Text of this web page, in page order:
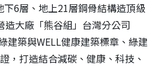
6層、地上21層鋼骨結構造頂級
大廠「熊谷組」台灣分公司
建築與WELL健康建築標章、綠建
，打造結合減碳、健康、科技、